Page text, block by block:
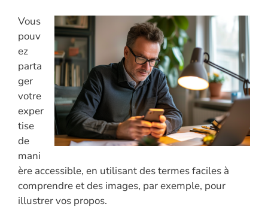
Vous
pouv
ez
parta
ger
votre
exper
tise
de
mani
ère accessible, en utilisant des termes faciles à
comprendre et des images, par exemple, pour
illustrer vos propos.